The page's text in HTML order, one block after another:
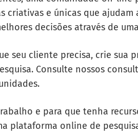
criativas e únicas que
decisões através de
seu cliente precisa, crie sua
Consulte nossos
e para que tenha
plataforma online de